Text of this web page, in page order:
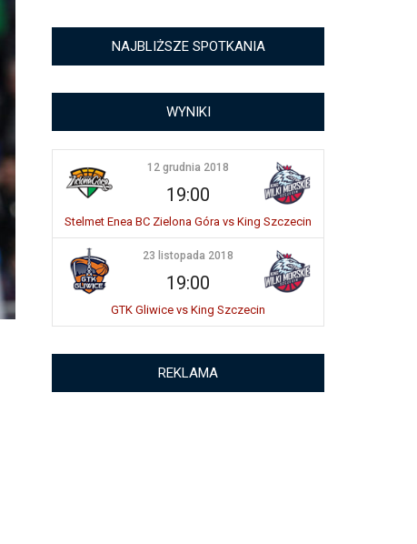
NAJBLIŻSZE SPOTKANIA
WYNIKI
12 grudnia 2018
19:00
Stelmet Enea BC Zielona Góra vs King Szczecin
23 listopada 2018
19:00
GTK Gliwice vs King Szczecin
REKLAMA